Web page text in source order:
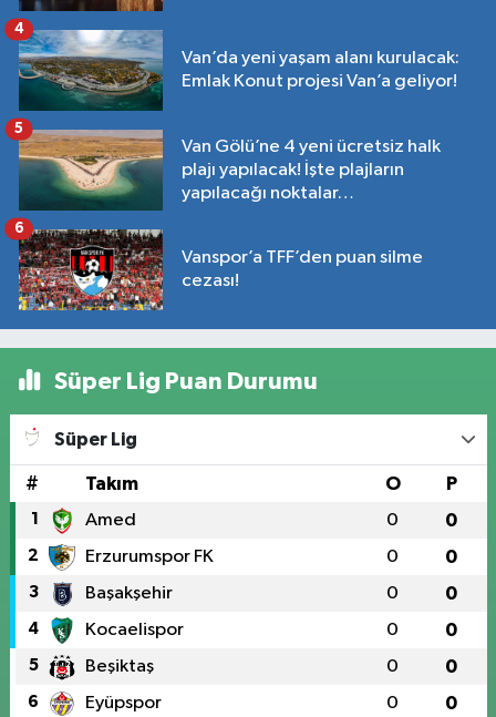
Van’da yeni yaşam alanı kurulacak:
Emlak Konut projesi Van’a geliyor!
4
Van Gölü’ne 4 yeni ücretsiz halk
plajı yapılacak! İşte plajların
yapılacağı noktalar…
5
Vanspor’a TFF’den puan silme
cezası!
6
Süper Lig Puan Durumu
Süper Lig
# Takım O P
1 Amed 0 0
2 Erzurumspor FK 0 0
3 Başakşehir 0 0
4 Kocaelispor 0 0
5 Beşiktaş 0 0
6 Eyüpspor 0 0